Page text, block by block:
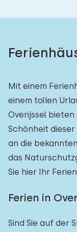
Mit einem
einem tollen
Overijssel bieten
Schönheit dieser
an die
das
Sie hier Ihr
Ferien in
Sind Sie auf der